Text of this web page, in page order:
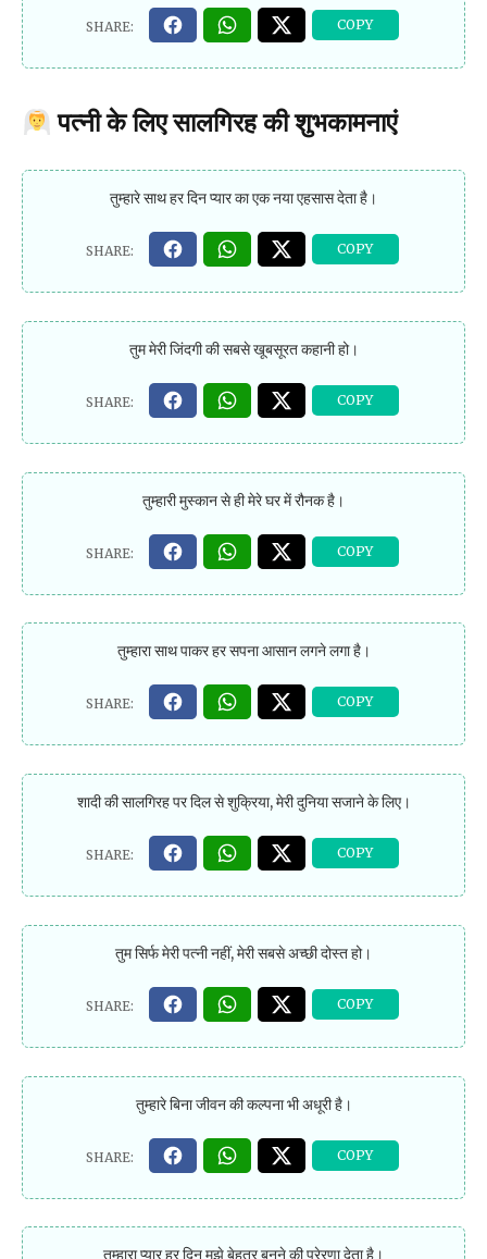
पत्नी के लिए सालगिरह की शुभकामनाएं
तुम्हारे साथ हर दिन प्यार का एक नया एहसास देता है।
तुम मेरी जिंदगी की सबसे खूबसूरत कहानी हो।
तुम्हारी मुस्कान से ही मेरे घर में रौनक है।
तुम्हारा साथ पाकर हर सपना आसान लगने लगा है।
शादी की सालगिरह पर दिल से शुक्रिया, मेरी दुनिया सजाने के लिए।
तुम सिर्फ मेरी पत्नी नहीं, मेरी सबसे अच्छी दोस्त हो।
तुम्हारे बिना जीवन की कल्पना भी अधूरी है।
तुम्हारा प्यार हर दिन मुझे बेहतर बनने की प्रेरणा देता है।